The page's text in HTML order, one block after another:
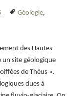
Mots-
Géologie,
coiffées de Théus
des Hautes-
un site géologique
de Théus ».
dues à